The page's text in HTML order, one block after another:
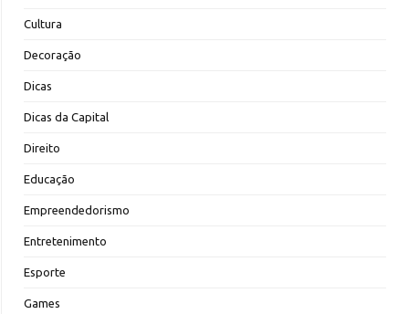
Cultura
Decoração
Dicas
Dicas da Capital
Direito
Educação
Empreendedorismo
Entretenimento
Esporte
Games